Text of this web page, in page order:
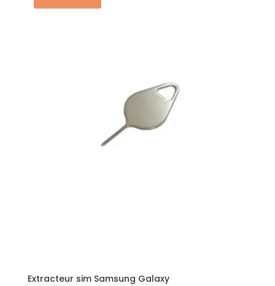
Extracteur sim Samsung Galaxy